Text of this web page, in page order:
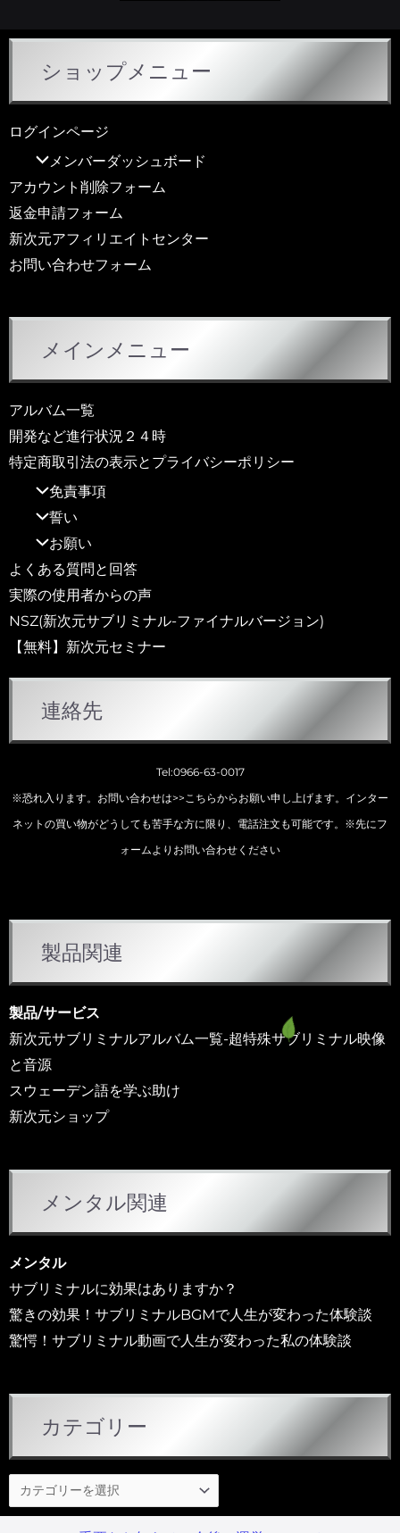
ショップメニュー
ログインページ
メンバーダッシュボード
アカウント削除フォーム
返金申請フォーム
新次元アフィリエイトセンター
お問い合わせフォーム
メインメニュー
アルバム一覧
開発など進行状況２４時
特定商取引法の表示とプライバシーポリシー
免責事項
誓い
お願い
よくある質問と回答
実際の使用者からの声
NSZ(新次元サブリミナル-ファイナルバージョン)
【無料】新次元セミナー
連絡先
Tel:0966-63-0017
※恐れ入ります。お問い合わせは>>こちらから お願い申し上げます。インター
ネットの買い物がどうしても苦手な方に限り、電話注文も可能です。※先にフ
ォームよりお問い合わせください
製品関連
製品/サービス
新次元サブリミナルアルバム一覧-超特殊サブリミナル映像
と音源
スウェーデン語を学ぶ助け
新次元ショップ
メンタル関連
メンタル
サブリミナルに効果はありますか？
驚きの効果！サブリミナルBGMで人生が変わった体験談
驚愕！サブリミナル動画で人生が変わった私の体験談
カテゴリー
ゴ
リ
ー